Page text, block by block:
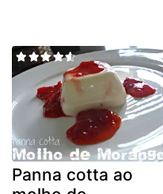
Panna cotta ao